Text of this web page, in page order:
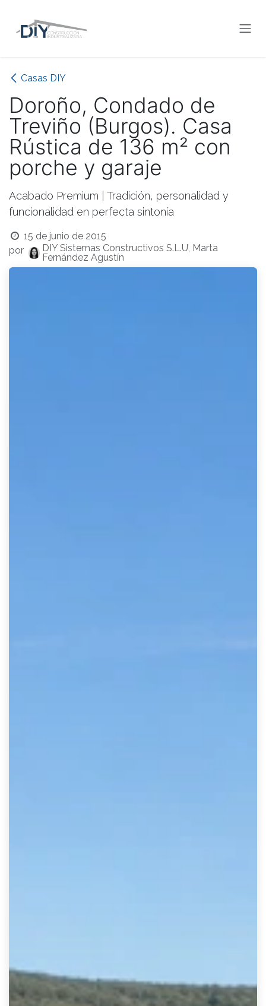
Casas DIY
Doroño, Condado de
Treviño (Burgos). Casa
Rústica de 136 m² con
porche y garaje
Acabado Premium | Tradición, personalidad y
funcionalidad en perfecta sintonía
15 de junio de 2015
por
DIY Sistemas Constructivos S.L.U, Marta
Fernández Agustín